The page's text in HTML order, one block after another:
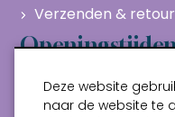
Verzenden &
Maandag
Dinsdag
10:00 -
Deze website
naar de website te